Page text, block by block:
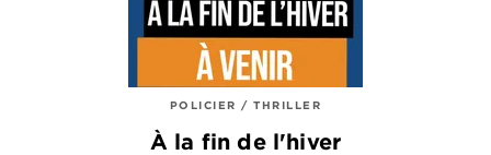
POLICIER / THRILLER
À la fin de l'hiver